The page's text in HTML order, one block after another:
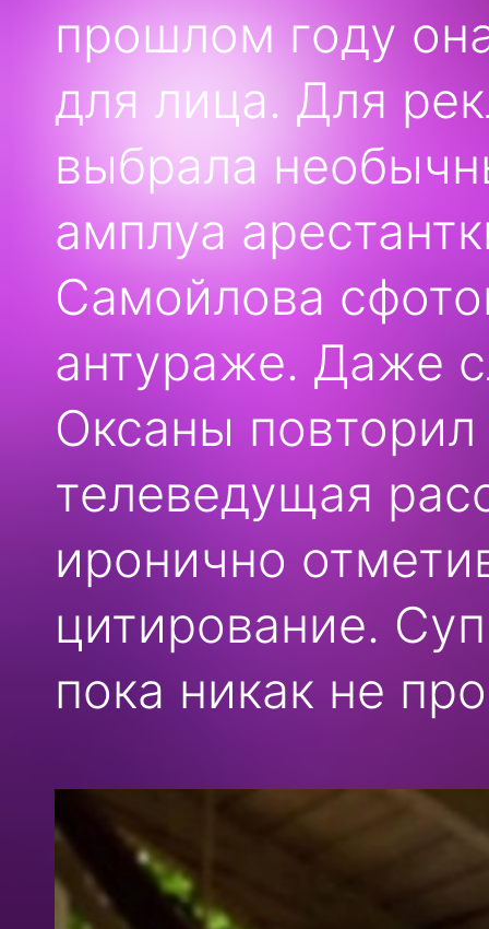
прошлом году
для лица. Для
выбрала
амплуа
Самойлова
антураже. Даже
Оксаны
телеведущая
иронично
цитирование.
пока никак не